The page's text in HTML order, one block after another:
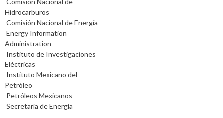
Comisión Nacional de
Hidrocarburos
Comisión Nacional de Energía
Energy Information
Administration
Instituto de Investigaciones
Eléctricas
Instituto Mexicano del
Petróleo
Petróleos Mexicanos
Secretaría de Energía